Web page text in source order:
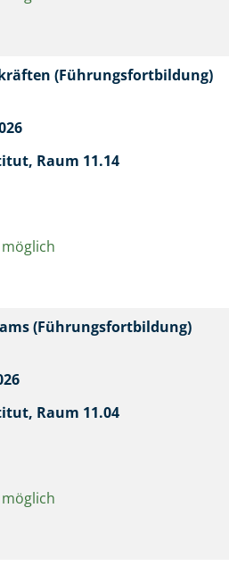
(Führungsfortbildung)
Raum 11.14
(Führungsfortbildung)
Raum 11.04